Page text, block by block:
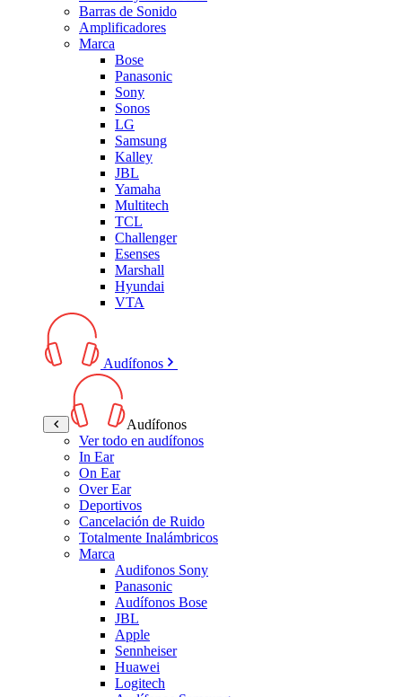
Barras de Sonido
Amplificadores
Marca
Bose
Panasonic
Sony
Sonos
LG
Samsung
Kalley
JBL
Yamaha
Multitech
TCL
Challenger
Esenses
Marshall
Hyundai
VTA
Audífonos
Audífonos
Ver todo en audífonos
In Ear
On Ear
Over Ear
Deportivos
Cancelación de Ruido
Totalmente Inalámbricos
Marca
Audifonos Sony
Panasonic
Audífonos Bose
JBL
Apple
Sennheiser
Huawei
Logitech